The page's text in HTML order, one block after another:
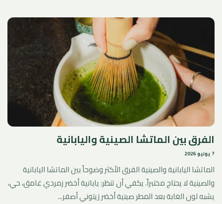
الفرق بين الماتشا الصينية واليابانية
7 يوليو 2026
الماتشا اليابانية والصينية الفرق الأكثر وضوحاً بين الماتشا اليابانية
والصينية لا يحتاج مختبراً. يكفي أن تنظر: يابانية أخضر زمردي غامق، حي،
يشبه لون الغابة بعد المطر صينية أخضر زيتوني أصفر...